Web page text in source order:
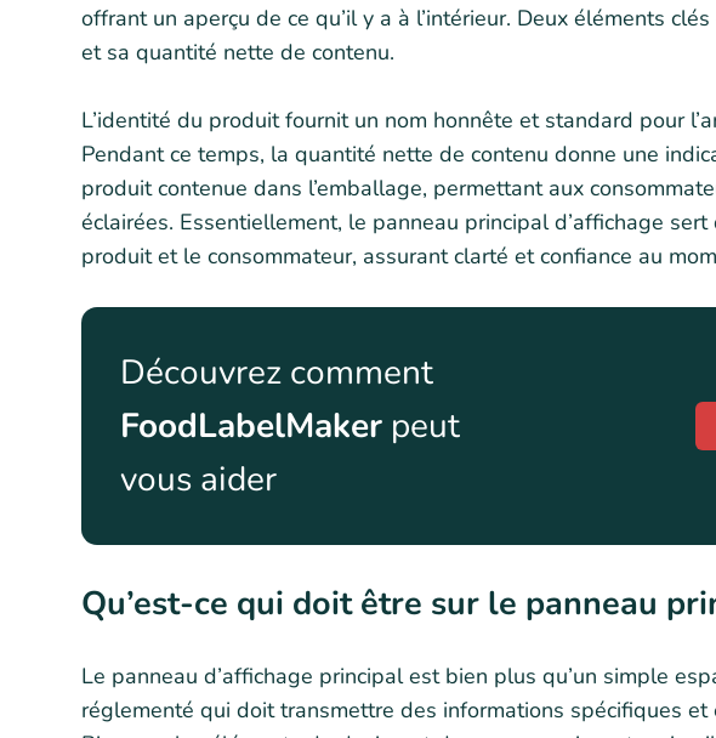
offrant un aperçu de ce qu’il y a à l’intérieur. Deux éléments
et sa quantité nette de contenu.
L’identité du produit fournit un nom honnête et standard pour
Pendant ce temps, la quantité nette de contenu donne une
produit contenue dans l’emballage, permettant aux
éclairées. Essentiellement, le panneau principal d’affichage
produit et le consommateur, assurant clarté et confiance au
Découvrez comment
FoodLabelMaker peut
vous aider
Qu’est-ce qui doit être sur le panneau
Le panneau d’affichage principal est bien plus qu’un simple
réglementé qui doit transmettre des informations spécifiques et